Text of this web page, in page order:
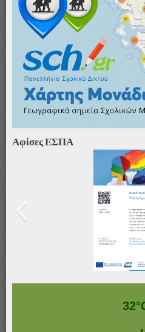
Αφίσες ΕΣΠΑ